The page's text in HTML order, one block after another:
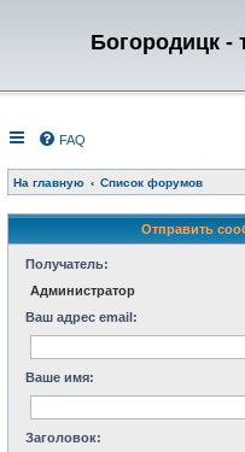
Богородицк -
FAQ
На главную Список форумов
Отправить
Получатель:
Администратор
Ваш адрес email:
Ваше имя:
Заголовок: